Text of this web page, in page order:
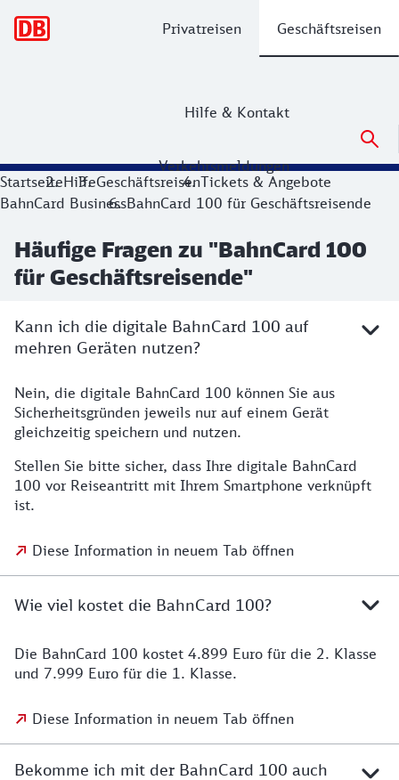
Privatreisen Geschäftsreisen
Hilfe & Kontakt
Verkehrsmeldungen
StartseiteHilfeGeschäftsreisenTickets & Angebote
BahnCard BusinessBahnCard 100 für Geschäftsreisende
Häufige Fragen zu "BahnCard 100
für Geschäftsreisende"
Kann ich die digitale BahnCard 100 auf
mehren Geräten nutzen?
Nein, die digitale BahnCard 100 können Sie aus
Sicherheitsgründen jeweils nur auf einem Gerät
gleichzeitig speichern und nutzen.
Stellen Sie bitte sicher, dass Ihre digitale BahnCard
100 vor Reiseantritt mit Ihrem Smartphone verknüpft
ist.
Diese Information in neuem Tab öffnen
Wie viel kostet die BahnCard 100?
Die BahnCard 100 kostet 4.899 Euro für die 2. Klasse
und 7.999 Euro für die 1. Klasse.
Diese Information in neuem Tab öffnen
Bekomme ich mit der BahnCard 100 auch